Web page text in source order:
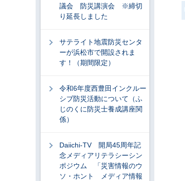
議会 防災講演会 ※締切
り延長しました
サテライト地震防災センタ
ーが浜松市で開設されま
す！（期間限定）
令和6年度西豊田インクルー
シブ防災活動について（ふ
じのくに防災士養成講座関
係）
Daiichi-TV 開局45周年記
念メディアリテラシーシン
ポジウム 「災害情報のウ
ソ・ホント メディア情報